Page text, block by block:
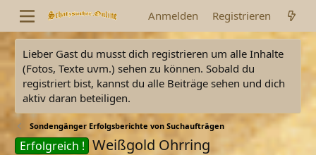
Anmelden Registrieren
Lieber Gast du musst dich registrieren um alle Inhalte
(Fotos, Texte uvm.) sehen zu können. Sobald du
registriert bist, kannst du alle Beiträge sehen und dich
aktiv daran beteiligen.
Sondengänger Erfolgsberichte von Suchaufträgen
Erfolgreich ! Weißgold Ohrring